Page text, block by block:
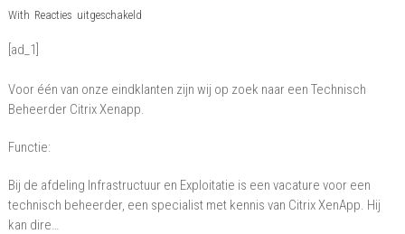
With Reacties uitgeschakeldvoor
Citrix
[ad_1]
Voor één van onze eindklanten zijn wij op zoek naar een Technisch
Beheerder Citrix Xenapp.
Functie:
Bij de afdeling Infrastructuur en Exploitatie is een vacature voor een
technisch beheerder, een specialist met kennis van Citrix XenApp. Hij
kan dire…